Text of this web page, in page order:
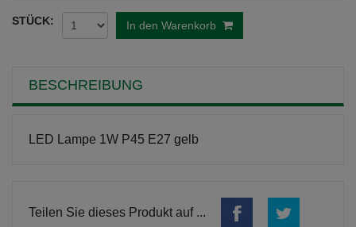
STÜCK: In den Warenkorb
BESCHREIBUNG
LED Lampe 1W P45 E27 gelb
Teilen Sie dieses Produkt auf ...